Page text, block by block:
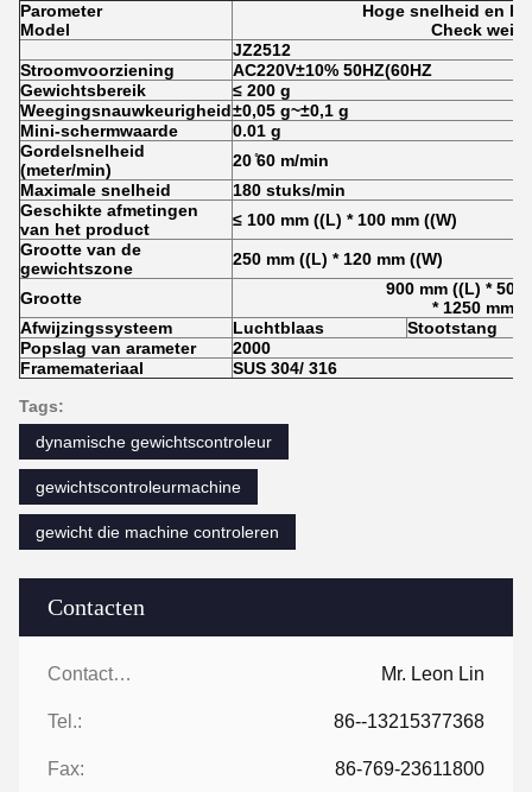
Contacten
Contacten: Mr. Leon Lin
Tel.: 86--13215377368
Fax: 86-769-23611800
Parometer
Model
Hoge snelheid en
Check
JZ2512
Stroomvoorziening
AC220V±10% 50HZ(60HZ
Gewichtsbereik
≤ 200 g
Weegingsnauwkeurigheid±0,05 g~±0,1 g
Mini-schermwaarde
0.01 g
Gordelsnelheid
(meter/min)
20 ̊60 m/min
Maximale snelheid
180 stuks/min
Geschikte afmetingen
van het product
≤ 100 mm ((L) * 100 mm ((W)
Grootte van de
gewichtszone
250 mm ((L) * 120 mm ((W)
Grootte
900 mm ((L) * 500
* 1250 mm
Afwijzingssysteem
Luchtblaas
Stootstang
Popslag van arameter
2000
Framemateriaal
SUS 304/ 316
Tags:
dynamische gewichtscontroleur
gewichtscontroleurmachine
gewicht die machine controleren